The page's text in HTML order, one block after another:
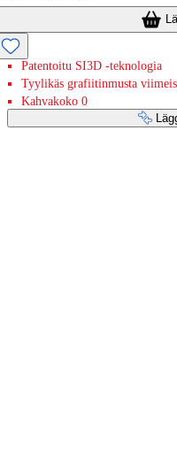
Patentoitu SI3D -teknologia
Tyylikäs grafiitinmusta
Kahvakoko 0